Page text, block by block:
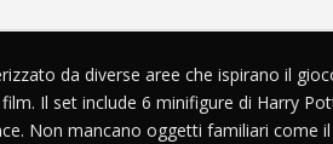
da diverse aree che ispirano il
Il set include 6 minifigure di Harry
Non mancano oggetti familiari come